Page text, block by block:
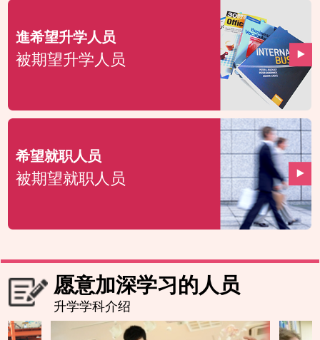
進希望升学人员
被期望升学人员
希望就职人员
被期望就职人员
愿意加深学习的人员
升学学科介绍